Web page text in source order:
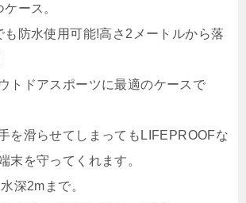
ース。
も防水使用可能!高さ2メートルから落
トドアスポーツに最適のケースで
を滑らせてしまってもLIFEPROOFな
末を守ってくれます。
深2mまで。